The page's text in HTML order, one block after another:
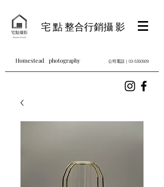
宅 點 整合行銷攝 影
Homestead photography 公司電話｜03-5350929